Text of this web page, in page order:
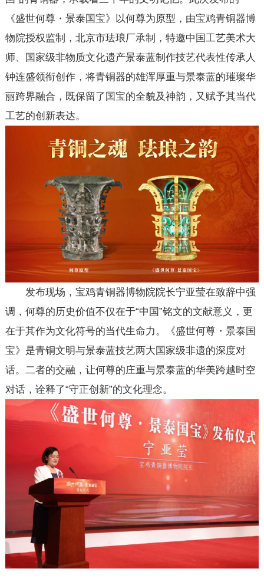
《盛世何尊・景泰国宝》以何尊为原型，由宝鸡青铜器博
物院授权监制，北京市珐琅厂承制，特邀中国工艺美术大
师、国家级非物质文化遗产景泰蓝制作技艺代表性传承人
钟连盛领衔创作，将青铜器的雄浑厚重与景泰蓝的璀璨华
丽跨界融合，既保留了国宝的全貌及神韵，又赋予其当代
工艺的创新表达。
发布现场，宝鸡青铜器博物院院长宁亚莹在致辞中强
调，何尊的历史价值不仅在于“中国”铭文的文献意义，更
在于其作为文化符号的当代生命力。《盛世何尊・景泰国
宝》是青铜文明与景泰蓝技艺两大国家级非遗的深度对
话。二者的交融，让何尊的庄重与景泰蓝的华美跨越时空
对话，诠释了“守正创新”的文化理念。